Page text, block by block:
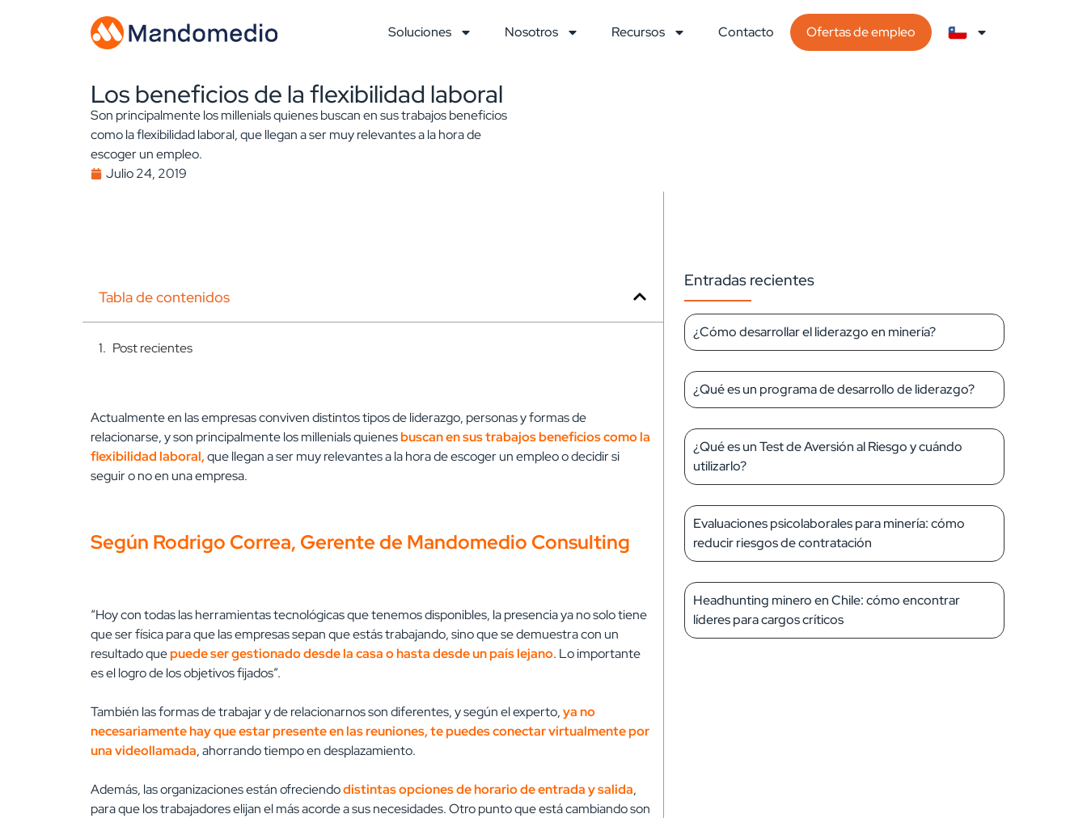
Soluciones Nosotros Recursos Contacto Ofertas de empleo
Los beneficios de la flexibilidad laboral
Son principalmente los millenials quienes buscan en sus trabajos beneficios
como la flexibilidad laboral, que llegan a ser muy relevantes a la hora de
escoger un empleo.
Julio 24, 2019
Tabla de contenidos
Post recientes
Actualmente en las empresas conviven distintos tipos de liderazgo, personas y formas de
relacionarse, y son principalmente los millenials quienesbuscan en sus trabajos beneficios como la
flexibilidad laboral,que llegan a ser muy relevantes a la hora de escoger un empleo o decidir si
seguir o no en una empresa.
Según Rodrigo Correa, Gerente de Mandomedio Consulting
“Hoy con todas las herramientas tecnológicas que tenemos disponibles, la presencia ya no solo tiene
que ser física para que las empresas sepan que estás trabajando, sino que se demuestra con un
resultado quepuede ser gestionado desde la casa o hasta desde un país lejano. Lo importante
es el logro de los objetivos fijados”.
También las formas de trabajar y de relacionarnos son diferentes, y según el experto,ya no
necesariamente hay que estar presente en las reuniones, te puedes conectar virtualmente por
una videollamada, ahorrando tiempo en desplazamiento.
Además, las organizaciones están ofreciendodistintas opciones de horario de entrada y salida,
para que los trabajadores elijan el más acorde a sus necesidades. Otro punto que está cambiando son
Entradas recientes
¿Cómo desarrollar el liderazgo en minería?
¿Qué es un programa de desarrollo de liderazgo?
¿Qué es un Test de Aversión al Riesgo y cuándo
utilizarlo?
Evaluaciones psicolaborales para minería: cómo
reducir riesgos de contratación
Headhunting minero en Chile: cómo encontrar
líderes para cargos críticos